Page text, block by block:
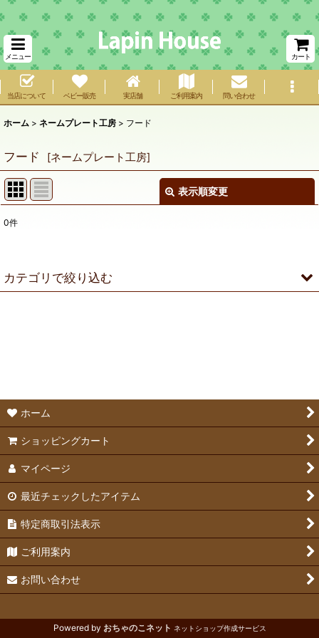
メニュー カート
当店について ベビー販売 実店舗 ご利用案内 問い合わせ
ホーム > ネームプレート工房 > フード
フード [ネームプレート工房]
表示順変更
表示数
0件
カテゴリで絞り込む
サプリメント
ホーム
ショッピングカート
マイページ
最近チェックしたアイテム
特定商取引法表示
ご利用案内
お問い合わせ
Powered by おちゃのこネット ネットショップ作成サービス